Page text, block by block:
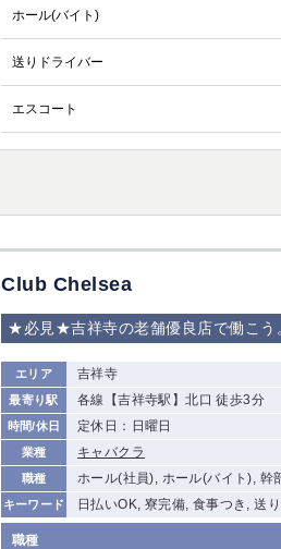
ホール(バイト)
送りドライバー
エスコート
Club Chelsea
★必見★吉祥寺の老舗優良店で働こう
エリア 吉祥寺
最寄り駅 各線【吉祥寺駅】北口 徒歩3分
時間/休日 定休日：日曜日
業種 キャバクラ
職種 ホール(社員), ホール(バイト), 幹
キーワード 日払いOK, 寮完備, 食事つき, 送
職種